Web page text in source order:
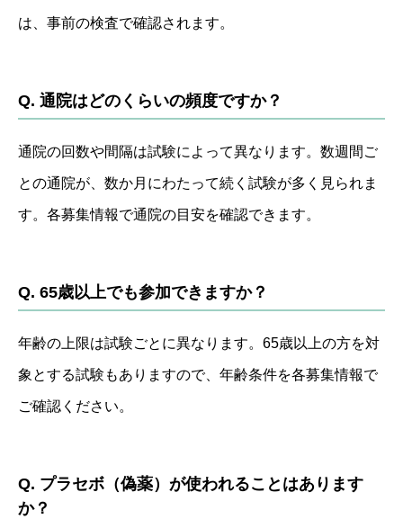
は、事前の検査で確認されます。
Q. 通院はどのくらいの頻度ですか？
通院の回数や間隔は試験によって異なります。数週間ご
との通院が、数か月にわたって続く試験が多く見られま
す。各募集情報で通院の目安を確認できます。
Q. 65歳以上でも参加できますか？
年齢の上限は試験ごとに異なります。65歳以上の方を対
象とする試験もありますので、年齢条件を各募集情報で
ご確認ください。
Q. プラセボ（偽薬）が使われることはあります
か？